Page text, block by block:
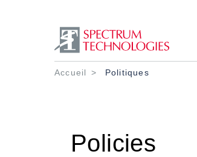
Fil d'Ariane
Accueil Politiques
Policies